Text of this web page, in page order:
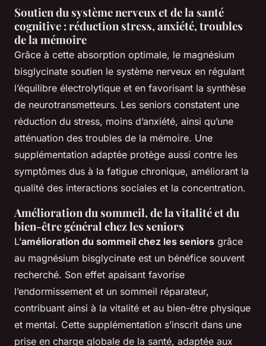
Soutien du système nerveux et de la santé
cognitive : réduction stress, anxiété, troubles
de la mémoire
Grâce à cette absorption optimale, le magnésium
bisglycinate soutien le système nerveux en régulant
l’équilibre électrolytique et en favorisant la synthèse
de neurotransmetteurs. Les seniors constatent une
réduction du stress, moins d’anxiété, ainsi qu’une
atténuation des troubles de la mémoire. Une
supplémentation adaptée protège aussi contre les
symptômes dus à la fatigue chronique, améliorant la
qualité des interactions sociales et la concentration.
Amélioration du sommeil, de la vitalité et du
bien-être général chez les seniors
L’amélioration du sommeil chez les seniors grâce
au magnésium bisglycinate est un bénéfice souvent
recherché. Son effet apaisant favorise
l’endormissement et un sommeil réparateur,
contribuant ainsi à la vitalité et au bien-être physique
et mental. Cette supplémentation s’inscrit dans une
prise en charge globale de la santé, adaptée aux